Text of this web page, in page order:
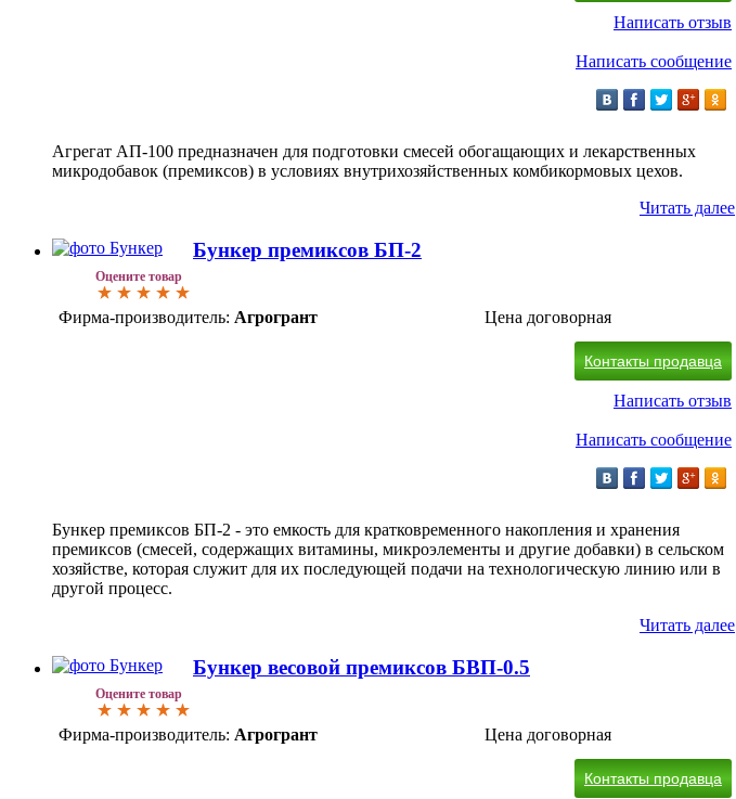
Написать отзыв
Написать сообщение
Агрегат АП-100 предназначен для подготовки смесей обогащающих и лекарственных
микродобавок (премиксов) в условиях внутрихозяйственных комбикормовых цехов.
Читать далее
Оцените товар
Бункер премиксов БП-2
Фирма-производитель: Агрогрант Цена договорная
Контакты продавца
Написать отзыв
Написать сообщение
Бункер премиксов БП-2 - это емкость для кратковременного накопления и хранения
премиксов (смесей, содержащих витамины, микроэлементы и другие добавки) в сельском
хозяйстве, которая служит для их последующей подачи на технологическую линию или в
другой процесс.
Читать далее
Оцените товар
Бункер весовой премиксов БВП-0.5
Фирма-производитель: Агрогрант Цена договорная
Контакты продавца